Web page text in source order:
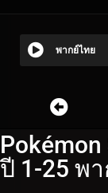
พากย์ไทย
ปี 1-25 พ